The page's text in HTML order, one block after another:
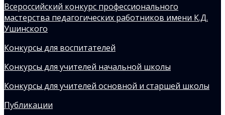
Всероссийский конкурс профессионального
мастерства педагогических работников имени К.Д.
Ушинского
Конкурсы для воспитателей
Конкурсы для учителей начальной школы
Конкурсы для учителей основной и старшей школы
Публикации